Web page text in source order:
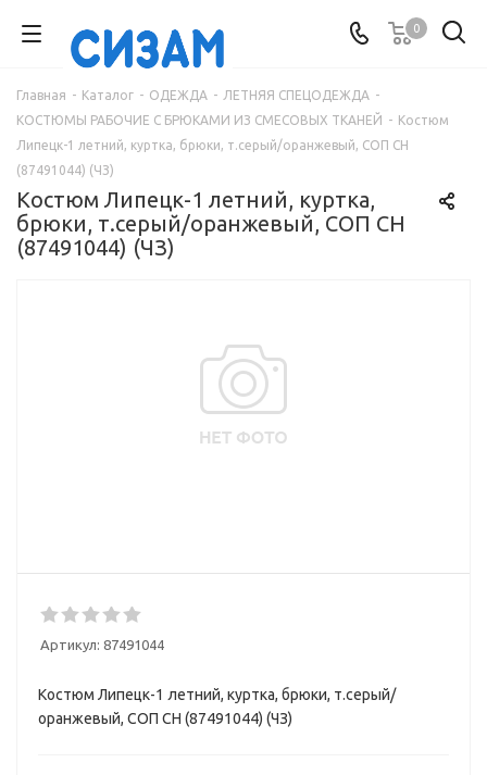
0
Главная - Каталог - ОДЕЖДА - ЛЕТНЯЯ СПЕЦОДЕЖДА -
КОСТЮМЫ РАБОЧИЕ С БРЮКАМИ ИЗ СМЕСОВЫХ ТКАНЕЙ - Костюм
Липецк-1 летний, куртка, брюки, т.серый/оранжевый, СОП СН
(87491044) (ЧЗ)
Костюм Липецк-1 летний, куртка,
брюки, т.серый/оранжевый, СОП СН
(87491044) (ЧЗ)
Артикул: 87491044
Костюм Липецк-1 летний, куртка, брюки, т.серый/
оранжевый, СОП СН (87491044) (ЧЗ)